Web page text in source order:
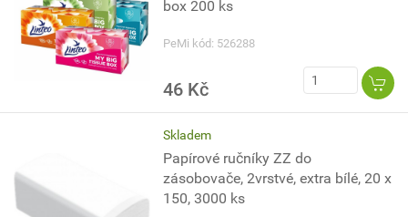
box 200 ks
PeMi kód: 526288
46 Kč
Skladem
Papírové ručníky ZZ do
zásobovače, 2vrstvé, extra bílé, 20 x
150, 3000 ks